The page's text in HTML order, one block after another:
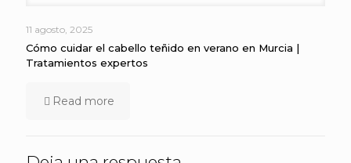
11 agosto, 2025
Cómo cuidar el cabello teñido en verano en Murcia |
Tratamientos expertos
Read more